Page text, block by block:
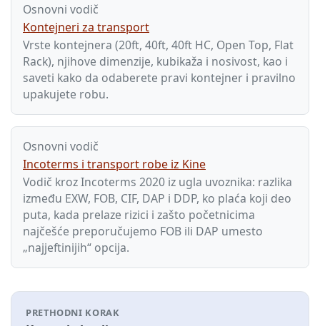
Osnovni vodič
Kontejneri za transport
Vrste kontejnera (20ft, 40ft, 40ft HC, Open Top, Flat
Rack), njihove dimenzije, kubikaža i nosivost, kao i
saveti kako da odaberete pravi kontejner i pravilno
upakujete robu.
Osnovni vodič
Incoterms i transport robe iz Kine
Vodič kroz Incoterms 2020 iz ugla uvoznika: razlika
između EXW, FOB, CIF, DAP i DDP, ko plaća koji deo
puta, kada prelaze rizici i zašto početnicima
najčešće preporučujemo FOB ili DAP umesto
„najjeftinijih“ opcija.
PRETHODNI KORAK